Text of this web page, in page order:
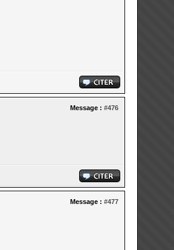
Message : #476
Message : #477